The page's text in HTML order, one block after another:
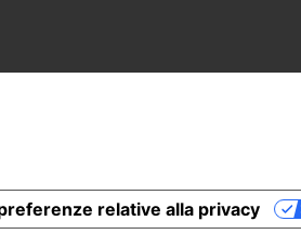
relative alla privacy